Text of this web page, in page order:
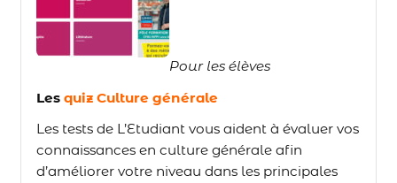
Pour les élèves
Les quiz Culture générale
Les tests de L’Etudiant vous aident à évaluer vos
connaissances en culture générale afin
d’améliorer votre niveau dans les principales